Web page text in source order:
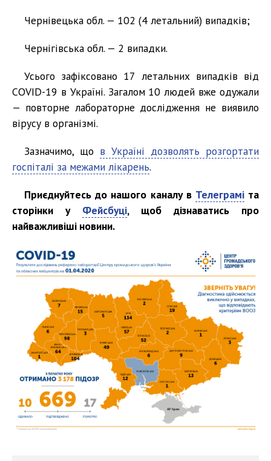
Чернівецька обл. — 102 (4 летальний) випадків;
Чернігівська обл. — 2 випадки.
Усього зафіксовано 17 летальних випадків від
COVID-19 в Україні. Загалом 10 людей вже одужали
— повторне лабораторне дослідження не виявило
вірусу в організмі.
Зазначимо, що в Україні дозволять розгортати
госпіталі за межами лікарень.
Приєднуйтесь до нашого каналу в Телеграміта
сторінки у Фейсбуці, щоб дізнаватись про
найважливіші новини.